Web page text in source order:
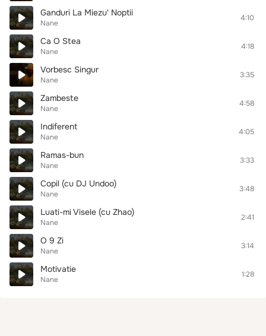
Ganduri La Miezu' Noptii
Nane
4:10
Ca O Stea
Nane
4:18
Vorbesc Singur
Nane
3:35
Zambeste
Nane
4:58
Indiferent
Nane
4:05
Ramas-bun
Nane
3:33
Copil (cu DJ Undoo)
Nane
3:48
Luati-mi Visele (cu Zhao)
Nane
2:41
O 9 Zi
Nane
3:14
Motivatie
Nane
1:28